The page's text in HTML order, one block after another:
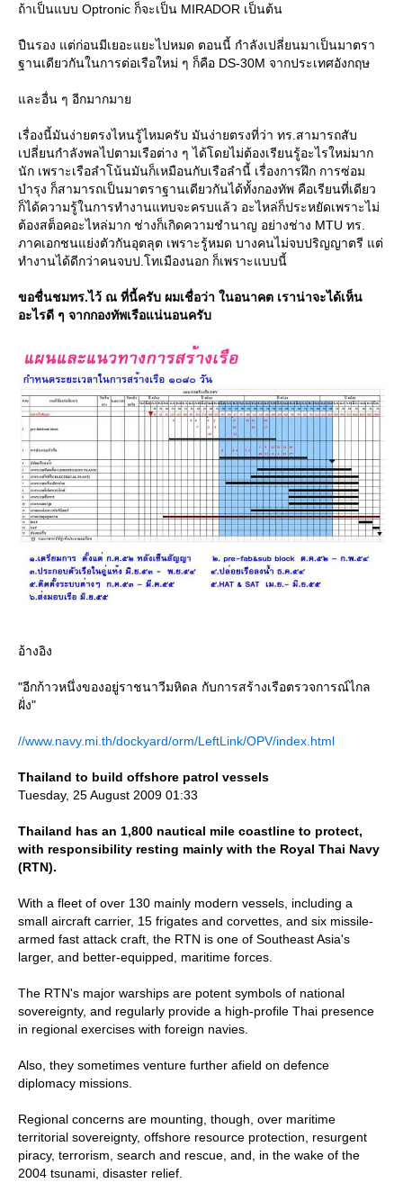
ถ้าเป็นแบบ Optronic ก็จะเป็น MIRADOR เป็นต้น
ปืนรอง แต่ก่อนมีเยอะแยะไปหมด ตอนนี้ กำลังเปลี่ยนมาเป็นมาตรา
ฐานเดียวกันในการต่อเรือใหม่ ๆ ก็คือ DS-30M จากประเทศอังกฤษ
ละอื่น ๆ อีกมากมา
เรื่องนี้มันง่ายตรงไหนรู้ไหมครับ มันง่ายตรงที่ว่า ทร.สามารถสับ
เปลี่ยนกำลังพลไปตามเรือต่าง ๆ ได้โดยไม่ต้องเรียนรู้อะไรใหม่มาก
นัก เพราะเรือลำโน้นมันก็เหมือนกับเรือลำนี้ เรื่องการฝึก การซ่อม
บำรุง ก็สามารถเป็นมาตราฐานเดียวกันได้ทั้งกองทัพ คือเรียนที่เดียว
ก็ได้ความรู้ในการทำงานแทบจะครบแล้ว อะไหล่ก็ประหยัดเพราะไม่
ต้องสต็อคอะไหล่มาก ช่างก็เกิดความชำนาญ อย่างช่าง MTU ทร.
ภาคเอกชนแย่งตัวกันอุตลุต เพราะรู้หมด บางคนไม่จบปริญญาตรี แต่
ทำงานได้ดีกว่าคนจบป.โทเมืองนอก ก็เพราะแบบนี้
ขอชื่นชมทร.ไว้ ณ ที่นี้ครับ ผมเชื่อว่า ในอนาคต เราน่าจะได้เห็น
อะไรดี ๆ จากกองทัพเรือแน่นอนครับ
อ้างอิง
"อีกก้าวหนึ่งของอยู่ราชนาวีมหิดล กับการสร้างเรือตรวจการณ์ไกล
ฝั่ง"
//www.navy.mi.th/dockyard/orm/LeftLink/OPV/index.html
Thailand to build offshore patrol vessels
Tuesday, 25 August 2009 01:33
Thailand has an 1,800 nautical mile coastline to protect,
with responsibility resting mainly with the Royal Thai Navy
(RTN).
With a fleet of over 130 mainly modern vessels, including a
small aircraft carrier, 15 frigates and corvettes, and six missile-
armed fast attack craft, the RTN is one of Southeast Asia's
larger, and better-equipped, maritime forces.
The RTN's major warships are potent symbols of national
sovereignty, and regularly provide a high-profile Thai presence
in regional exercises with foreign navies.
Also, they sometimes venture further afield on defence
diplomacy missions.
Regional concerns are mounting, though, over maritime
territorial sovereignty, offshore resource protection, resurgent
piracy, terrorism, search and rescue, and, in the wake of the
2004 tsunami, disaster relief.